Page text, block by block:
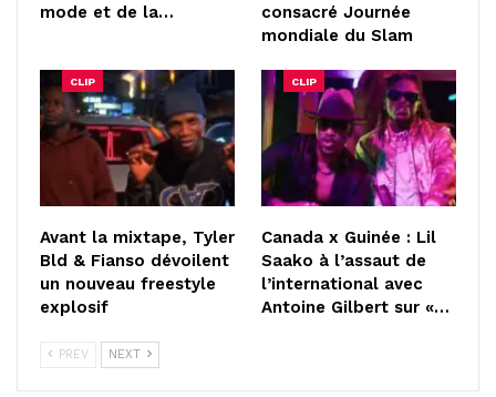
mode et de la…
consacré Journée
mondiale du Slam
CLIP
Avant la mixtape, Tyler
Bld & Fianso dévoilent
un nouveau freestyle
explosif
CLIP
Canada x Guinée : Lil
Saako à l’assaut de
l’international avec
Antoine Gilbert sur «…
PREV NEXT